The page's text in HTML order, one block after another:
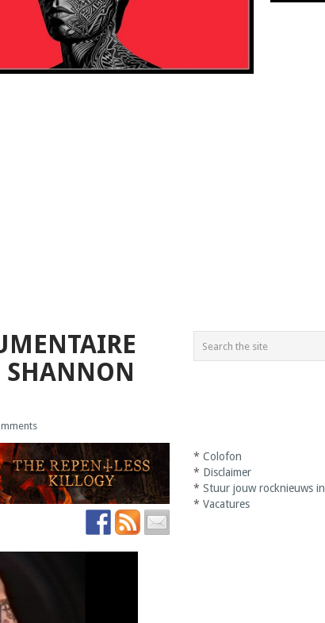
*Colofon
* Disclaimer
*Stuur jouw rocknieuws in
*Vacatures